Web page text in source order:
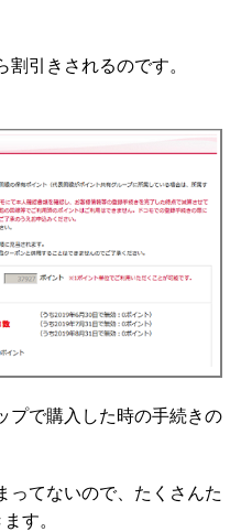
引きされるのです。
プで購入した時の手続きの
ってないので、たくさんた
す。